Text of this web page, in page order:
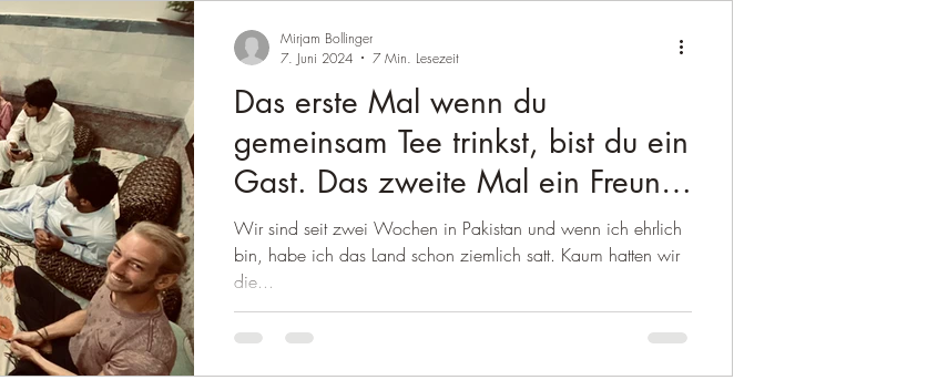
Das erste Mal wenn du
gemeinsam Tee trinkst, bist du ein
Gast. Das zweite Mal ein Freund.
Beim dritten Mal gehörst du zur
Familie. (Pakistanisches
Sprichwort)
Wir sind seit zwei Wochen in Pakistan und wenn ich ehrlich
bin, habe ich das Land schon ziemlich satt. Kaum hatten wir
die...
Mirjam Bollinger
7. Juni 2024
7 Min. Lesezeit